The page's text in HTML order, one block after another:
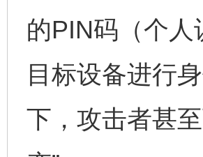
的PIN码（个
目标设备进行
下，攻击者甚